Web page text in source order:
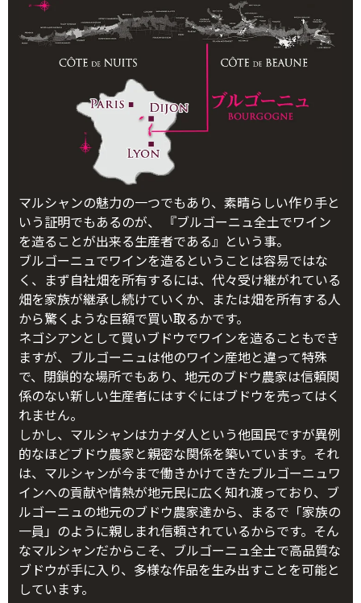
マルシャンの魅力の一つでもあり、素晴らしい作り手と
いう証明でもあるのが、 『ブルゴーニュ全土でワイン
を造ることが出来る生産者である』という事。
ブルゴーニュでワインを造るということは容易ではな
く、まず自社畑を所有するには、代々受け継がれている
畑を家族が継承し続けていくか、または畑を所有する人
から驚くような巨額で買い取るかです。
ネゴシアンとして買いブドウでワインを造ることもでき
ますが、ブルゴーニュは他のワイン産地と違って特殊
で、閉鎖的な場所でもあり、地元のブドウ農家は信頼関
係のない新しい生産者にはすぐにはブドウを売ってはく
れません。
しかし、マルシャンはカナダ人という他国民ですが異例
的なほどブドウ農家と親密な関係を築いています。それ
は、マルシャンが今まで働きかけてきたブルゴーニュワ
インへの貢献や情熱が地元民に広く知れ渡っており、ブ
ルゴーニュの地元のブドウ農家達から、まるで「家族の
一員」のように親しまれ信頼されているからです。そん
なマルシャンだからこそ、ブルゴーニュ全土で高品質な
ブドウが手に入り、多様な作品を生み出すことを可能と
しています。